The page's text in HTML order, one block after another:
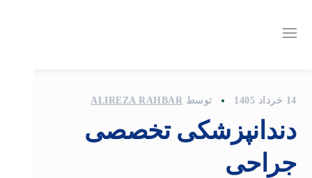
14 خرداد 1405 توسط ALIREZA RAHBAR
دندانپزشکی تخصصی
جراحی